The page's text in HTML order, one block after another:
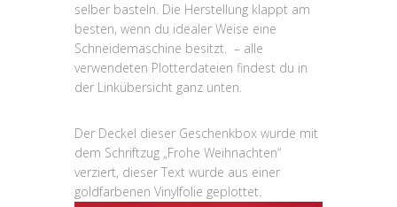
selber basteln. Die Herstellung klappt am
besten, wenn du idealer Weise eine
Schneidemaschine besitzt. – alle
verwendeten Plotterdateien findest du in
der Linkübersicht ganz unten.
Der Deckel dieser Geschenkbox wurde mit
dem Schriftzug „Frohe Weihnachten“
verziert, dieser Text wurde aus einer
goldfarbenen Vinylfolie geplottet.